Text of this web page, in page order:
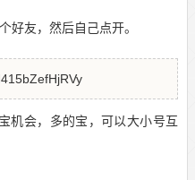
好友，然后自己点开。
机会，多的宝，可以大小号互